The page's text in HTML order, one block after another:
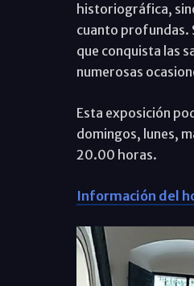
historiográfica,
cuanto profundas.
que conquista las
numerosas
Esta exposición
domingos, lunes,
20.00 horas.
Información del